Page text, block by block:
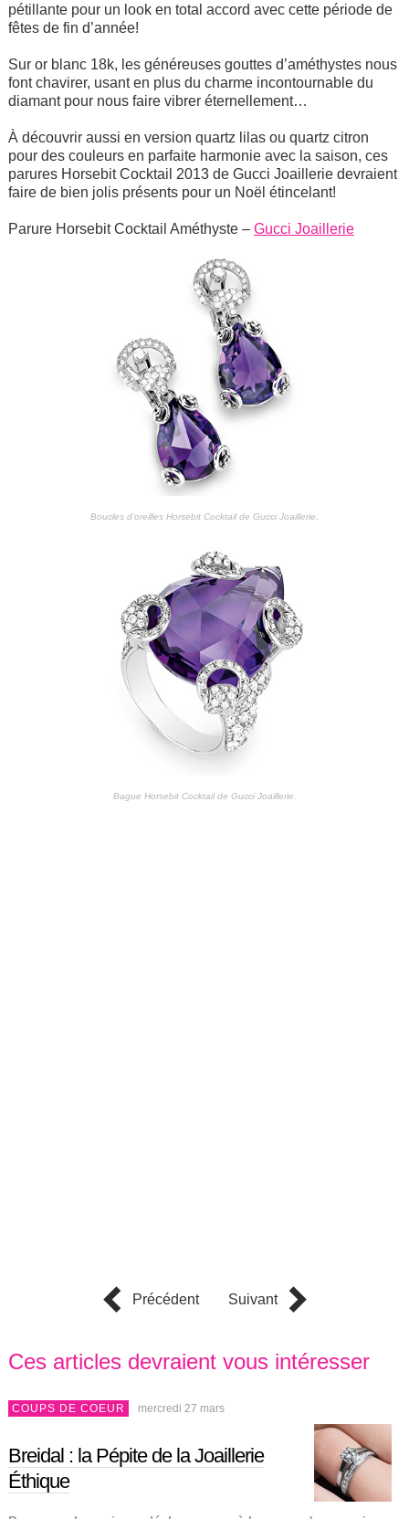
pétillante pour un look en total accord avec cette période de
fêtes de fin d’année!
Sur or blanc 18k, les généreuses gouttes d’améthystes nous
font chavirer, usant en plus du charme incontournable du
diamant pour nous faire vibrer éternellement…
À découvrir aussi en version quartz lilas ou quartz citron
pour des couleurs en parfaite harmonie avec la saison, ces
parures Horsebit Cocktail 2013 de Gucci Joaillerie devraient
faire de bien jolis présents pour un Noël étincelant!
Parure Horsebit Cocktail Améthyste – Gucci Joaillerie
Boucles d’oreilles Horsebit Cocktail de Gucci Joaillerie.
Bague Horsebit Cocktail de Gucci Joaillerie.
Précédent Suivant
Ces articles devraient vous intéresser
COUPS DE COEUR mercredi 27 mars
Breidal : la Pépite de la Joaillerie
Éthique